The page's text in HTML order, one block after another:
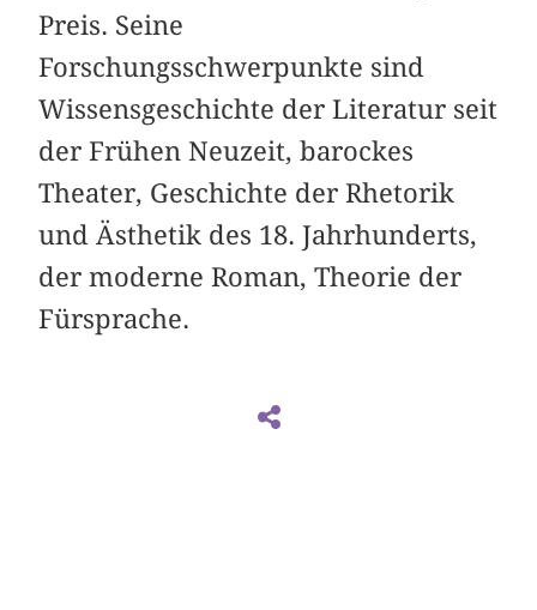
Preis. Seine
Forschungsschwerpunkte sind
Wissensgeschichte der Literatur seit
der Frühen Neuzeit, barockes
Theater, Geschichte der Rhetorik
und Ästhetik des 18. Jahrhunderts,
der moderne Roman, Theorie der
Fürsprache.